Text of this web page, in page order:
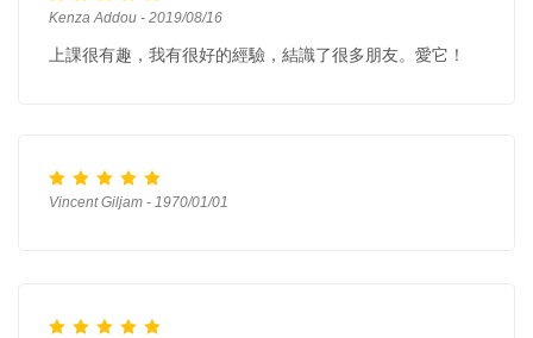
Kenza Addou - 2019/08/16
上課很有趣，我有很好的經驗，結識了很多朋友。愛它！
Vincent Giljam - 1970/01/01